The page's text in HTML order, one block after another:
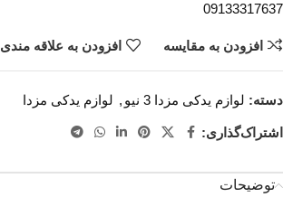
09133317637
افزودن به مقایسه افزودن به علاقه مندی
دسته: لوازم یدکی مزدا 3 نیو , لوازم یدکی مزدا
اشتراک‌گذاری:
توضیحات